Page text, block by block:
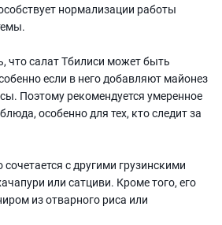
нормализации работы
что салат Тбилиси может быть
если в него добавляют майонез
Поэтому рекомендуется умеренное
особенно для тех, кто следит за
с другими грузинскими
или сатциви. Кроме того, его
из отварного риса или